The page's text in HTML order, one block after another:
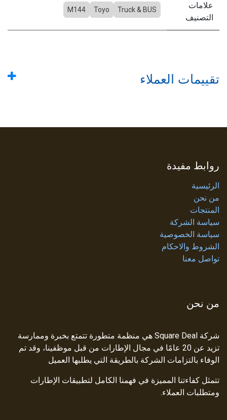
علامات
التصنيف
Truck & BUS
Toyo
M144
تقييمات العملاء
روابط مفيدة
الرئيسية
من نحن
المنتجات
سياسة الشركة
سياسة الخصوصية
الشروط والاحكام
تواصل معنا
من نحن
شركة Square Deal هي منظمة متطورة تتمتع بخبرة وممارسة
تزيد عن 20 عامًا في مجال الإطارات من قبل موظفينا، وقد تم
الوفاء بالتزامات الشركة بالطريقة التي يطلبها العميل
تتمثل كفاءتنا المميزة في فهمنا الكامل لتطبيقات الإطارات
ومتطلبات العملاء.